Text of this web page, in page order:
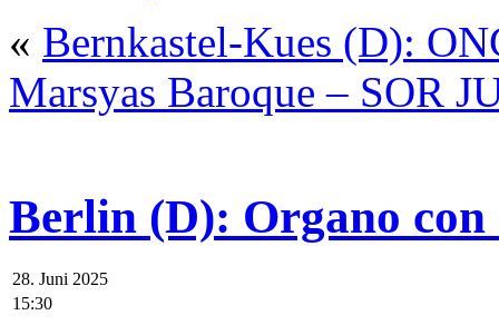
« Bernkastel-Kues (D):
Marsyas Baroque – SOR
Berlin (D): Organo
28. Juni 2025
15:30